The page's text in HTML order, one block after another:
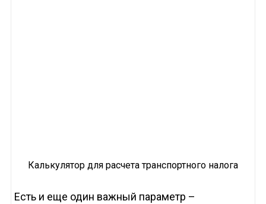
Калькулятор для расчета транспортного налога
Есть и еще один важный параметр –